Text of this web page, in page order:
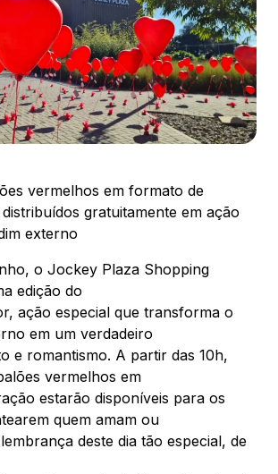
Uber
Eventos Cinema
vermelhos em formato de
gratuitamente em ação
externo
o Jockey Plaza Shopping
edição do
ação especial que transforma o
em um verdadeiro
e romantismo. A partir das 10h,
vermelhos em
estarão disponíveis para os
quem amam ou
deste dia tão especial, de